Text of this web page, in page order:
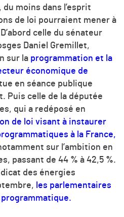
moins dans l’esprit
de loi pourraient mener à
celle du sénateur
Daniel Gremillet,
sur la programmation et la
économique de
en séance publique
Puis celle de la députée
qui a redéposé en
de loi visant à instaurer
à la France,
sur l’ambition en
passant de 44 % à 42,5 %.
des énergies
les parlementaires